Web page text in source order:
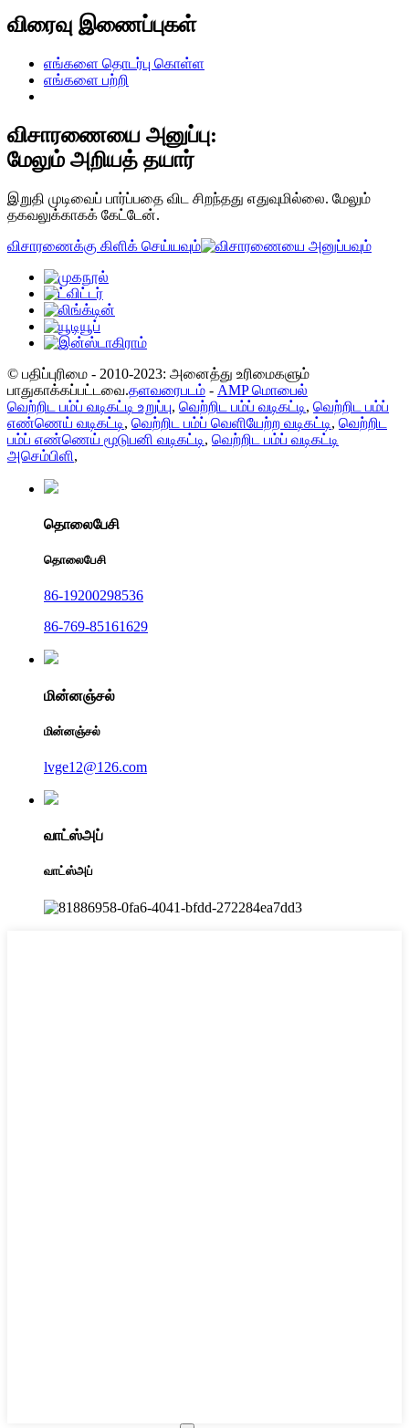
விரைவு இணைப்புகள்
எங்களை தொடர்பு கொள்ள
எங்களை பற்றி
விசாரணையை அனுப்பு:
மேலும் அறியத் தயார்
இறுதி முடிவைப் பார்ப்பதை விட சிறந்தது எதுவுமில்லை. மேலும்
தகவலுக்காகக் கேட்டேன்.
விசாரணைக்கு கிளிக் செய்யவும்
© பதிப்புரிமை - 2010-2023: அனைத்து உரிமைகளும்
பாதுகாக்கப்பட்டவை.தளவரைபடம் - AMP மொபைல்
வெற்றிட பம்ப் வடிகட்டி உறுப்பு, வெற்றிட பம்ப் வடிகட்டி, வெற்றிட பம்ப்
எண்ணெய் வடிகட்டி, வெற்றிட பம்ப் வெளியேற்ற வடிகட்டி, வெற்றிட
பம்ப் எண்ணெய் மூடுபனி வடிகட்டி, வெற்றிட பம்ப் வடிகட்டி
அசெம்பிளி,
தொலைபேசி
தொலைபேசி
86-19200298536
86-769-85161629
மின்னஞ்சல்
மின்னஞ்சல்
lvge12@126.com
வாட்ஸ்அப்
வாட்ஸ்அப்